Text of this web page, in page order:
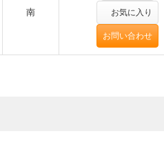
南 お気に入り
お問い合わせ